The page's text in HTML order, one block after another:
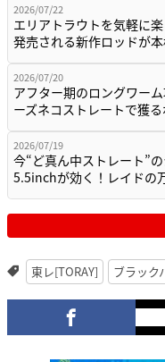
2026/07/22
エリアトラウトを気軽に
発売される新作ロッドが
2026/07/20
アフター期のロングワー
ーズネコストレートで獲
2026/07/19
今“ど真ん中ストレート”
5.5inchが効く！レイドの
東レ[TORAY] ブラック